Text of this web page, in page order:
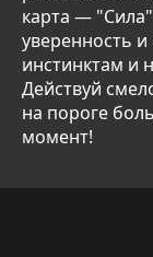
карта —
уверенность
инстинктам и
Действуй
на пороге
момент!